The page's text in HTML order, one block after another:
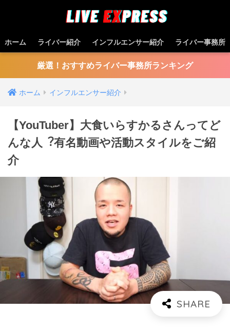
ホーム ライバー紹介 インフルエンサー紹介 ライバー事務所
厳選！おすすめライバー事務所ランキング
ホーム インフルエンサー紹介
【YouTuber】大食いらすかるさんってど
んな⼈︖有名動画や活動スタイルをご紹
介